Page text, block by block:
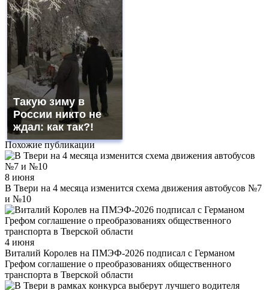
Такую зиму в
России никто не
ждал: как так?!
Похожие публикации
8 июня
В Твери на 4 месяца изменится схема движения автобусов №7
и №10
4 июня
Виталий Королев на ПМЭФ-2026 подписал с Германом
Грефом соглашение о преобразованиях общественного
транспорта в Тверской области